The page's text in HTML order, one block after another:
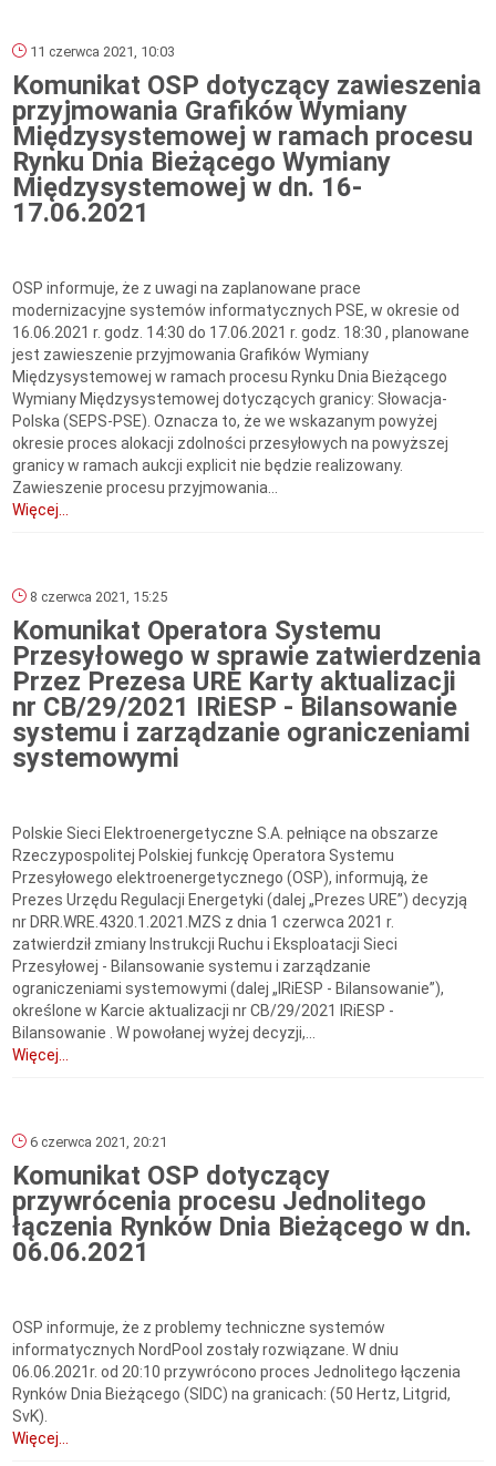
11 czerwca 2021, 10:03
Komunikat OSP dotyczący zawieszenia
przyjmowania Grafików Wymiany
Międzysystemowej w ramach procesu
Rynku Dnia Bieżącego Wymiany
Międzysystemowej w dn. 16-
17.06.2021
OSP informuje, że z uwagi na zaplanowane prace
modernizacyjne systemów informatycznych PSE, w okresie od
16.06.2021 r. godz. 14:30 do 17.06.2021 r. godz. 18:30 , planowane
jest zawieszenie przyjmowania Grafików Wymiany
Międzysystemowej w ramach procesu Rynku Dnia Bieżącego
Wymiany Międzysystemowej dotyczących granicy: Słowacja-
Polska (SEPS-PSE). Oznacza to, że we wskazanym powyżej
okresie proces alokacji zdolności przesyłowych na powyższej
granicy w ramach aukcji explicit nie będzie realizowany.
Zawieszenie procesu przyjmowania...
Więcej...
8 czerwca 2021, 15:25
Komunikat Operatora Systemu
Przesyłowego w sprawie zatwierdzenia
Przez Prezesa URE Karty aktualizacji
nr CB/29/2021 IRiESP - Bilansowanie
systemu i zarządzanie ograniczeniami
systemowymi
Polskie Sieci Elektroenergetyczne S.A. pełniące na obszarze
Rzeczypospolitej Polskiej funkcję Operatora Systemu
Przesyłowego elektroenergetycznego (OSP), informują, że
Prezes Urzędu Regulacji Energetyki (dalej „Prezes URE”) decyzją
nr DRR.WRE.4320.1.2021.MZS z dnia 1 czerwca 2021 r.
zatwierdził zmiany Instrukcji Ruchu i Eksploatacji Sieci
Przesyłowej - Bilansowanie systemu i zarządzanie
ograniczeniami systemowymi (dalej „IRiESP - Bilansowanie”),
określone w Karcie aktualizacji nr CB/29/2021 IRiESP -
Bilansowanie . W powołanej wyżej decyzji,...
Więcej...
6 czerwca 2021, 20:21
Komunikat OSP dotyczący
przywrócenia procesu Jednolitego
łączenia Rynków Dnia Bieżącego w dn.
06.06.2021
OSP informuje, że z problemy techniczne systemów
informatycznych NordPool zostały rozwiązane. W dniu
06.06.2021r. od 20:10 przywrócono proces Jednolitego łączenia
Rynków Dnia Bieżącego (SIDC) na granicach: (50 Hertz, Litgrid,
SvK).
Więcej...